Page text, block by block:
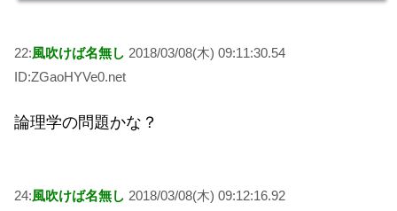
22:風吹けば名無し 2018/03/08(木) 09:11:30.54
ID:ZGaoHYVe0.net
論理学の問題かな？
24:風吹けば名無し 2018/03/08(木) 09:12:16.92